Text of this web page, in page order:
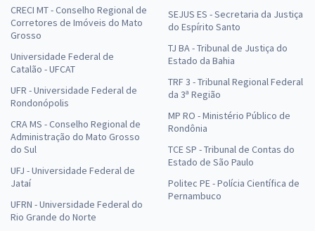
CRECI MT - Conselho Regional de
Corretores de Imóveis do Mato
Grosso
Universidade Federal de
Catalão - UFCAT
UFR - Universidade Federal de
Rondonópolis
CRA MS - Conselho Regional de
Administração do Mato Grosso
do Sul
UFJ - Universidade Federal de
Jataí
UFRN - Universidade Federal do
Rio Grande do Norte
SEJUS ES - Secretaria da Justiça
do Espírito Santo
TJ BA - Tribunal de Justiça do
Estado da Bahia
TRF 3 - Tribunal Regional Federal
da 3ª Região
MP RO - Ministério Público de
Rondônia
TCE SP - Tribunal de Contas do
Estado de São Paulo
Politec PE - Polícia Científica de
Pernambuco